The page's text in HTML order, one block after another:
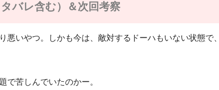
バレ含む）＆次回考察
悪いやつ。しかも今は、敵対するドーハもいない状態で
で苦しんでいたのかー。